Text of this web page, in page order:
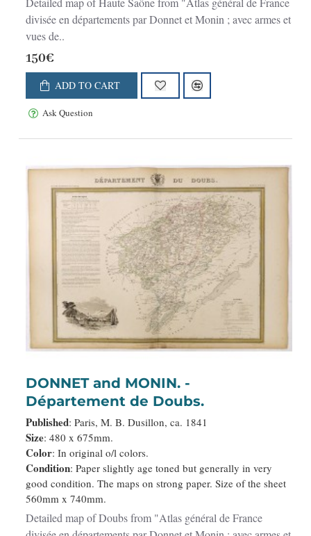
divisée en départements par Donnet et Monin ; avec armes et
vues de..
150€
ADD TO CART
Ask Question
DONNET and MONIN. -
Département de Doubs.
Published: Paris, M. B. Dusillon, ca. 1841
Size: 480 x 675mm.
Color: In original o/l colors.
Condition: Paper slightly age toned but generally in very
good condition. The maps on strong paper. Size of the sheet
560mm x 740mm.
Detailed map of Doubs from "Atlas général de France